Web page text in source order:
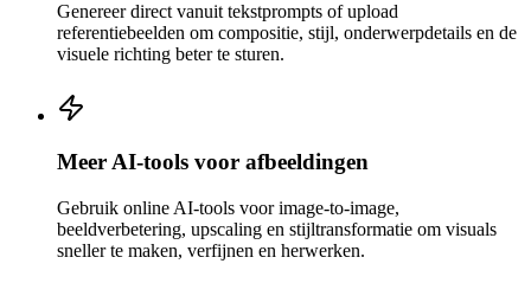
Genereer direct vanuit tekstprompts of upload
referentiebeelden om compositie, stijl, onderwerpdetails en de
visuele richting beter te sturen.
Meer AI-tools voor afbeeldingen
Gebruik online AI-tools voor image-to-image,
beeldverbetering, upscaling en stijltransformatie om visuals
sneller te maken, verfijnen en herwerken.